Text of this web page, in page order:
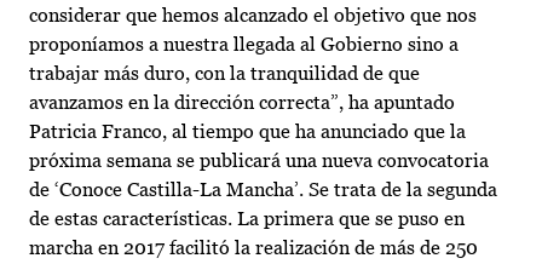
considerar que hemos alcanzado el objetivo que nos
proponíamos a nuestra llegada al Gobierno sino a
trabajar más duro, con la tranquilidad de que
avanzamos en la dirección correcta”, ha apuntado
Patricia Franco, al tiempo que ha anunciado que la
próxima semana se publicará una nueva convocatoria
de ‘Conoce Castilla-La Mancha’. Se trata de la segunda
de estas características. La primera que se puso en
marcha en 2017 facilitó la realización de más de 250